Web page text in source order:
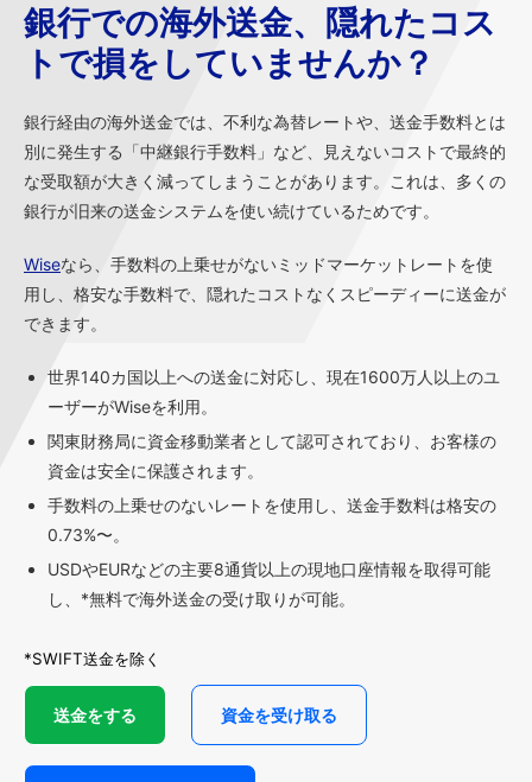
銀行での海外送金、隠れたコス
トで損をしていませんか？
銀行経由の海外送金では、不利な為替レートや、送金手数料とは
別に発生する「中継銀行手数料」など、見えないコストで最終的
な受取額が大きく減ってしまうことがあります。これは、多くの
銀行が旧来の送金システムを使い続けているためです。
Wiseなら、手数料の上乗せがないミッドマーケットレートを使
用し、格安な手数料で、隠れたコストなくスピーディーに送金が
できます。
世界140カ国以上への送金に対応し、現在1600万人以上のユ
ーザーがWiseを利用。
関東財務局に資金移動業者として認可されており、お客様の
資金は安全に保護されます。
手数料の上乗せのないレートを使用し、送金手数料は格安の
0.73%〜。
USDやEURなどの主要8通貨以上の現地口座情報を取得可能
し、*無料で海外送金の受け取りが可能。
*SWIFT送金を除く
送金をする 資金を受け取る